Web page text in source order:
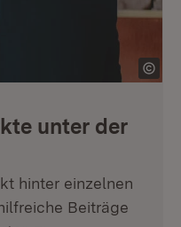
unter der
hinter einzelnen
Beiträge